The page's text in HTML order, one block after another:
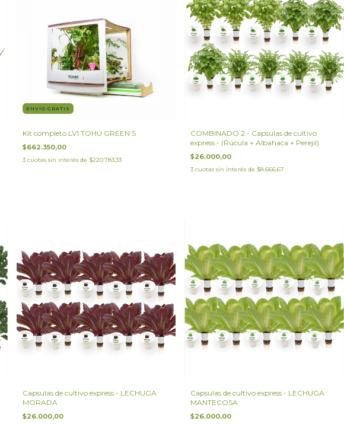
ENVÍO GRATIS
Kit completo LV1 TOHU GREEN’S
$662.350,00
3 cuotas sin interés de $220.783,33
COMBINADO 2 - Capsulas de cultivo
express - (Rúcula + Albahaca + Perejil)
$26.000,00
3 cuotas sin interés de $8.666,67
Capsulas de cultivo express - LECHUGA
MORADA
$26.000,00
Capsulas de cultivo express - LECHUGA
MANTECOSA
$26.000,00